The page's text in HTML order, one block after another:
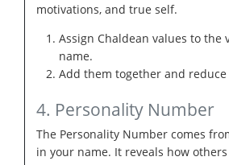
motivations, and true self.
Assign Chaldean values to the
name.
Add them together and reduce
4. Personality Number
The Personality Number comes
in your name. It reveals how